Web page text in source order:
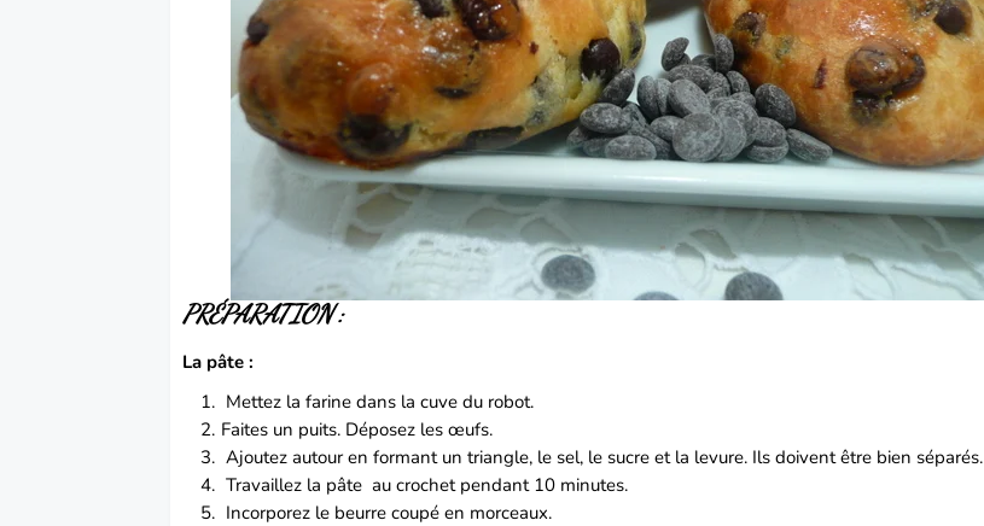
PRÉPARATION :
La pâte :
Mettez la farine dans la cuve du robot.
Faites un puits. Déposez les œufs.
Ajoutez autour en formant un triangle, le sel, le sucre et la levure. Ils doivent être bien séparés.
Travaillez la pâte au crochet pendant 10 minutes.
Incorporez le beurre coupé en morceaux.